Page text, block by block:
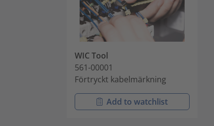
WIC Tool
561-00001
Förtryckt kabelmärkning
Add to watchlist